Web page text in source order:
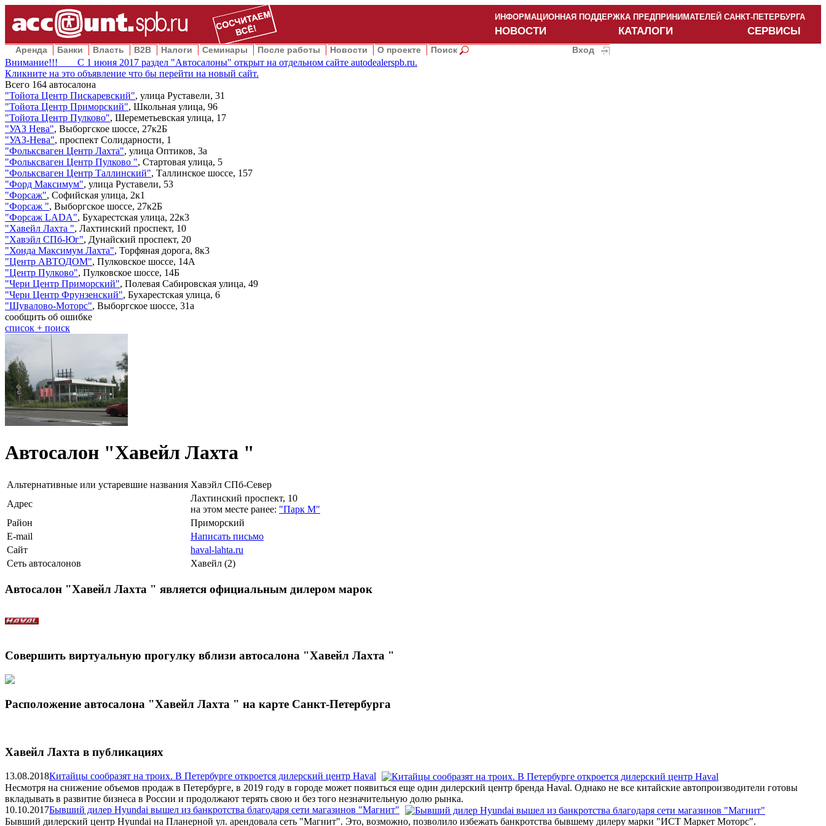
ИНФОРМАЦИОННАЯ ПОДДЕРЖКА ПРЕДПРИНИМАТЕЛЕЙ САНКТ-ПЕТЕРБУРГА
НОВОСТИ КАТАЛОГИ СЕРВИСЫ
Аренда Банки Власть B2B Налоги Семинары После работы Новости О проекте Поиск Вход
Внимание!!! С 1 июня 2017 раздел "Автосалоны" открыт на отдельном сайте autodealerspb.ru.
Кликните на это объявление что бы перейти на новый сайт.
Всего 164 автосалона
"Тойота Центр Пискаревский", улица Руставели, 31
"Тойота Центр Приморский", Школьная улица, 96
"Тойота Центр Пулково", Шереметьевская улица, 17
"УАЗ Нева", Выборгское шоссе, 27к2Б
"УАЗ-Нева", проспект Солидарности, 1
"Фольксваген Центр Лахта", улица Оптиков, 3а
"Фольксваген Центр Пулково ", Стартовая улица, 5
"Фольксваген Центр Таллинский", Таллинское шоссе, 157
"Форд Максимум", улица Руставели, 53
"Форсаж", Софийская улица, 2к1
"Форсаж ", Выборгское шоссе, 27к2Б
"Форсаж LADA", Бухарестская улица, 22к3
"Хавейл Лахта ", Лахтинский проспект, 10
"Хавэйл СПб-Юг", Дунайский проспект, 20
"Хонда Максимум Лахта", Торфяная дорога, 8к3
"Центр АВТОДОМ", Пулковское шоссе, 14А
"Центр Пулково", Пулковское шоссе, 14Б
"Чери Центр Приморский", Полевая Сабировская улица, 49
"Чери Центр Фрунзенский", Бухарестская улица, 6
"Шувалово-Моторс", Выборгское шоссе, 31а
сообщить об ошибке
cписок + поиск
Автосалон "Хавейл Лахта "
Альтернативные или устаревшие названия Хавэйл СПб-Север
Адрес
Лахтинский проспект, 10
на этом месте ранее: "Парк М"
Район
Приморский
E-mail
Написать письмо
Сайт
haval-lahta.ru
Сеть автосалонов
Хавейл (2)
Автосалон "Хавейл Лахта " является официальным дилером марок
Совершить виртуальную прогулку вблизи автосалона "Хавейл Лахта "
Расположение автосалона "Хавейл Лахта " на карте Санкт-Петербурга
Хавейл Лахта в публикациях
13.08.2018Китайцы сообразят на троих. В Петербурге откроется дилерский центр Haval
Несмотря на снижение объемов продаж в Петербурге, в 2019 году в городе может появиться еще один дилерский центр бренда Haval. Однако не все китайские автопроизводители готовы
вкладывать в развитие бизнеса в России и продолжают терять свою и без того незначительную долю рынка.
10.10.2017Бывший дилер Hyundai вышел из банкротства благодаря сети магазинов "Магнит"
Бывший дилерский центр Hyundai на Планерной ул. арендовала сеть "Магнит". Это, возможно, позволило избежать банкротства бывшему дилеру марки "ИСТ Маркет Моторс".